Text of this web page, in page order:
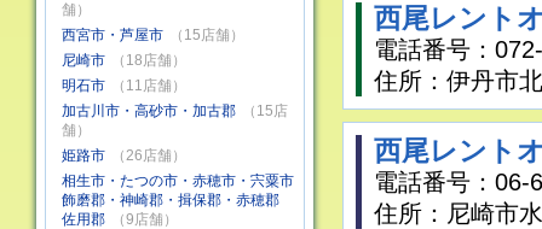
舗）
西宮市・芦屋市
（15店舗）
尼崎市
（18店舗）
明石市
（11店舗）
加古川市・高砂市・加古郡
（15店
舗）
姫路市
（26店舗）
相生市・たつの市・赤穂市・宍粟市
飾磨郡・神崎郡・揖保郡・赤穂郡
佐用郡
（9店舗）
西尾レント
電話番号：
住所：伊丹市
西尾レント
電話番号：06-
住所：尼崎市